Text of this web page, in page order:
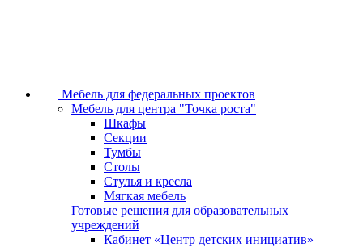
Мебель для федеральных проектов
Мебель для центра "Точка роста"
Шкафы
Секции
Тумбы
Столы
Стулья и кресла
Мягкая мебель
Готовые решения для образовательных
учреждений
Кабинет «Центр детских инициатив»